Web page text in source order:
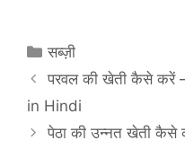
C
a
e
g
सब्ज़ी
परवल की खेती कैसे करें
in Hindi
पेठा की उन्नत खेती कैसे